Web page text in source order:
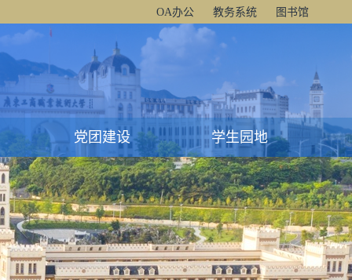
OA办公 教务系统 图书馆
党团建设 学生园地